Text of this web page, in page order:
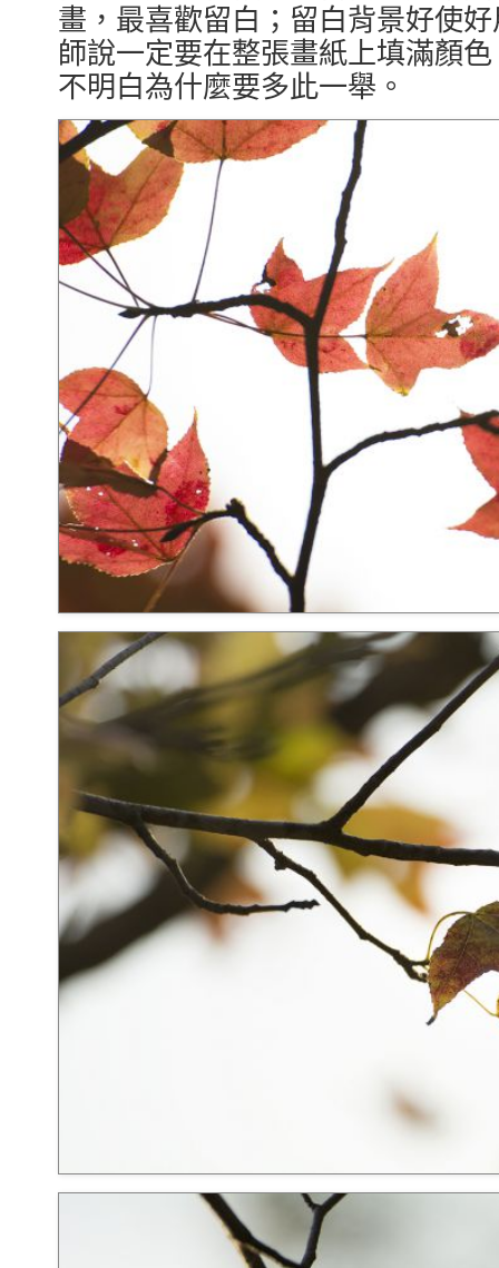
畫，最喜歡留白；留白背景好使
師說一定要在整張畫紙上填滿顏
不明白為什麼要多此一舉。